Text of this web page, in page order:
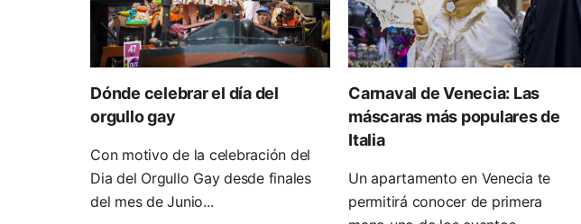
Dónde celebrar el día del
orgullo gay
Con motivo de la celebración del
Dia del Orgullo Gay desde finales
del mes de Junio...
Carnaval de Venecia: Las
máscaras más populares de
Italia
Un apartamento en Venecia te
permitirá conocer de primera